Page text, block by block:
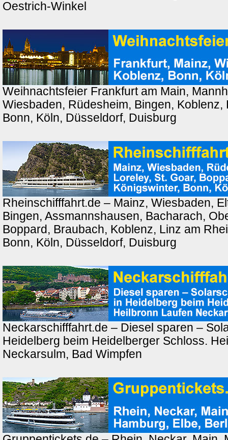
Oestrich-Winkel
Weihnachtsfeier Frankfurt am Main,
Wiesbaden, Rüdesheim, Bingen, Koblenz,
Bonn, Köln, Düsseldorf, Duisburg
Rheinschifffahrt.de – Mainz, Wiesbaden,
Bingen, Assmannshausen, Bacharach,
Boppard, Braubach, Koblenz, Linz am
Bonn, Köln, Düsseldorf, Duisburg
Neckarschifffahrt.de – Diesel sparen –
Heidelberg beim Heidelberger Schloss.
Neckarsulm, Bad Wimpfen